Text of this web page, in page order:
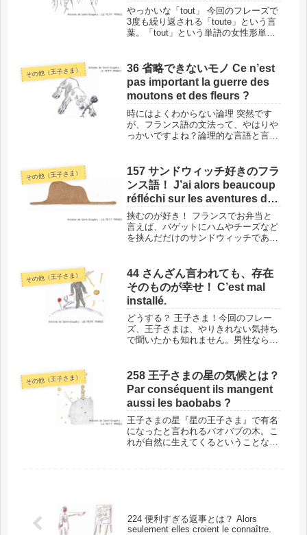
toute salée.
やっかいな「tout」 今回のフレーズで
3度も繰り返される「toute」という言
葉。「tout」という単語の女性形単数
なせる人は少ないはずです。今回は女
性形単数の「t...
その他（王子さま）
36 省略できないモノ Ce n’est
pas important la guerre des
moutons et des fleurs ?
時にはよくわからない論理 突然です
が、フランス語の文法って、やはりや
っかいですよね？論理的な言語と言わ
ます。今回の「省略できないモノ」
も、理解はできても覚えにくいかもし
れま...
その他（王子さま）
157 サンドウィッチ好きのフラ
ンス語！ J’ai alors beaucoup
réfléchi sur les aventures de
la jungle
挟むのが好き！ フランスでお弁当と
言えば、バゲットにハムやチーズなど
を挟んだだけのサンドウィッチである
ドウィッチ。フランス語って、本当に
挟むのが好きな言語なんです！これを
知...
その他（王子さま）
44 さんざん言われても、存在
そのものが幸せ！ C’est mal
installé.
どうする？ 王子さま！今回のフレー
ズ、王子さまは、やりきれない気持ち
で聞いたかも知れません。男性なら
ズの場所と背景 では、単語に入る前
に、今回の「C’est mal ins...
その他（王子さま）
258 王子さまの星の気候とは？
Par conséquent ils mangent
aussi les baobabs ?
王子さまの星『星の王子さま』で有名
になったと言われるバオバブの木。こ
れが自然に生えてくるということなの
224 便利すぎる返事とは？ Alors
seulement elles croient le connaître.